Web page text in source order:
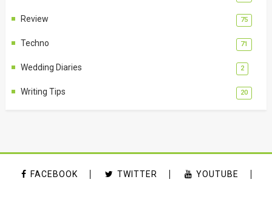
Review 75
Techno 71
Wedding Diaries 2
Writing Tips 20
FACEBOOK TWITTER YOUTUBE